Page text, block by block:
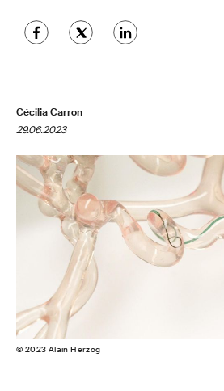
Cécilia Carron
29.06.2023
© 2023 Alain Herzog